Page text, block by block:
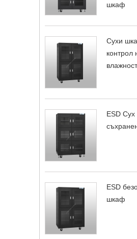
шкаф
Сухи
контрол
влажност
ESD
ESD
шкаф